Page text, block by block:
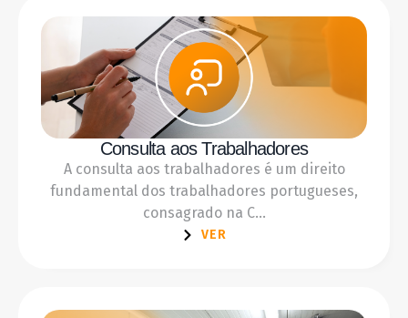
Consulta aos Trabalhadores
A consulta aos trabalhadores é um direito
fundamental dos trabalhadores portugueses,
consagrado na C...
VER